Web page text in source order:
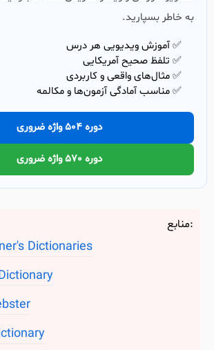
به خاطر بسپارید.
✅ آموزش ویدیویی هر درس
✅ تلفظ صحیح آمریکایی
✅ مثال‌های واقعی و کاربردی
✅ مناسب آمادگی آزمون‌ها و مکالمه
دوره 504 واژه ضروری
دوره 570 واژه ضروری
منابع:
Dictionaries